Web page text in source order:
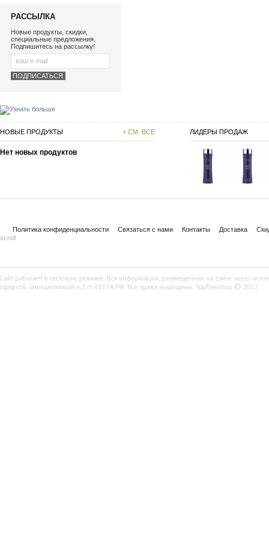
РАССЫЛКА
Новые продукты, скидки,
специальные предложения.
Подпишитесь на рассылку!
НОВЫЕ ПРОДУКТЫ + СМ. ВСЕ
Нет новых продуктов
ЛИДЕРЫ ПРОДАЖ
Политика конфиденциальности Связаться с нами Контакты Доставка
scroll